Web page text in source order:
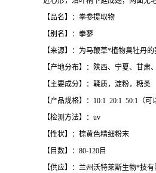
【品名】：拳参提取物
【别名】：拳蓼
【来源】：为马鞭草*植物臭牡丹的
【产地分布】：陕西、宁夏、甘肃
【主要成分】：鞣质，淀粉，糖类
【产品规格】：10:1 20:1 50:1（可
【检测方法】：uv
【性状】：棕黄色精细粉末
【目数】：80-120目
【供应】：兰州沃特莱斯生物*技有